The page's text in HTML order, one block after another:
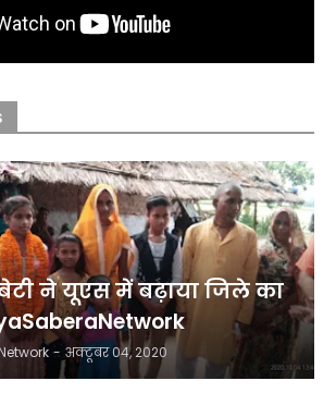
ने यूएस में बढ़ाया जिले का
- अक्टूबर 04, 2020